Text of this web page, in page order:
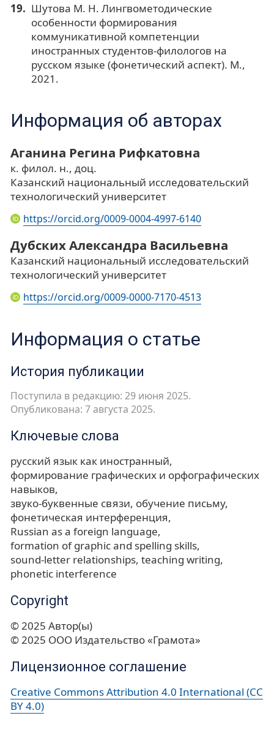
Шутова М. Н. Лингвометодические
особенности формирования
коммуникативной компетенции
иностранных студентов-филологов на
русском языке (фонетический аспект). М.,
2021.
Информация об авторах
Аганина Регина Рифкатовна
к. филол. н., доц.
Казанский национальный исследовательский
технологический университет
https://orcid.org/0009-0004-4997-6140
Дубских Александра Васильевна
Казанский национальный исследовательский
технологический университет
https://orcid.org/0009-0000-7170-4513
Информация о статье
История публикации
Поступила в редакцию: 29 июня 2025.
Опубликована: 7 августа 2025.
Ключевые слова
русский язык как иностранный
формирование графических и орфографических
навыков
звуко-буквенные связи обучение письму
фонетическая интерференция
Russian as a foreign language
formation of graphic and spelling skills
sound-letter relationships teaching writing
phonetic interference
Copyright
© 2025 Автор(ы)
© 2025 ООО Издательство «Грамота»
Лицензионное соглашение
Creative Commons Attribution 4.0 International (CC
BY 4.0)